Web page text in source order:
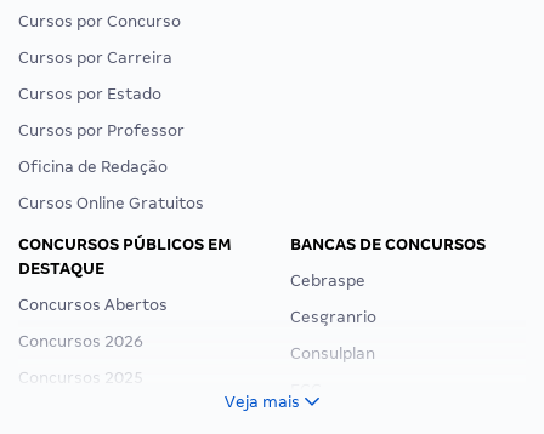
Cursos por Concurso
Cursos por Carreira
Cursos por Estado
Cursos por Professor
Oficina de Redação
Cursos Online Gratuitos
CONCURSOS PÚBLICOS EM
DESTAQUE
Concursos Abertos
Concursos 2026
Concursos 2025
BANCAS DE CONCURSOS
Cebraspe
Cesgranrio
Consulplan
Veja mais